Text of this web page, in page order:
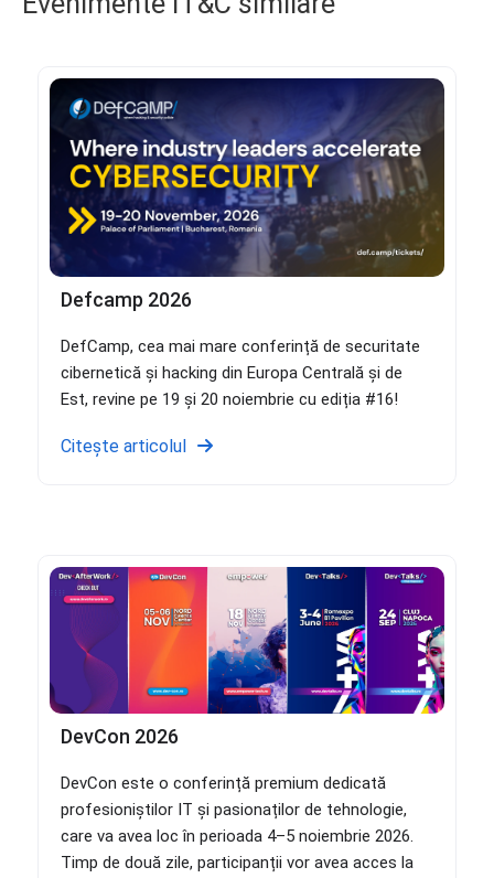
Defcamp 2026
DefCamp, cea mai mare conferință de securitate
cibernetică și hacking din Europa Centrală și de
Est, revine pe 19 și 20 noiembrie cu ediția #16!
Citește articolul
DevCon 2026
DevCon este o conferință premium dedicată
profesioniștilor IT și pasionaților de tehnologie,
care va avea loc în perioada 4–5 noiembrie 2026.
Timp de două zile, participanții vor avea acces la